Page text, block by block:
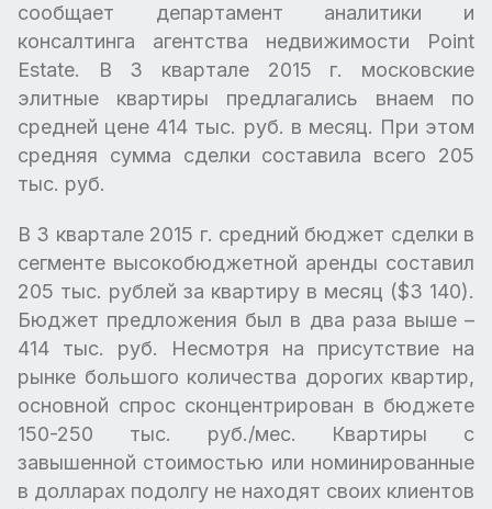
сообщает департамент аналитики и
консалтинга агентства недвижимости Point
Estate. В 3 квартале 2015 г. московские
элитные квартиры предлагались внаем по
средней цене 414 тыс. руб. в месяц. При этом
средняя сумма сделки составила всего 205
тыс. руб.
В 3 квартале 2015 г. средний бюджет сделки в
сегменте высокобюджетной аренды составил
205 тыс. рублей за квартиру в месяц ($3 140).
Бюджет предложения был в два раза выше –
414 тыс. руб. Несмотря на присутствие на
рынке большого количества дорогих квартир,
основной спрос сконцентрирован в бюджете
150-250 тыс. руб./мес. Квартиры с
завышенной стоимостью или номинированные
в долларах подолгу не находят своих клиентов